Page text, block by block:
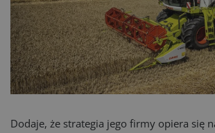
Dodaje, że strategia jego firmy opiera się